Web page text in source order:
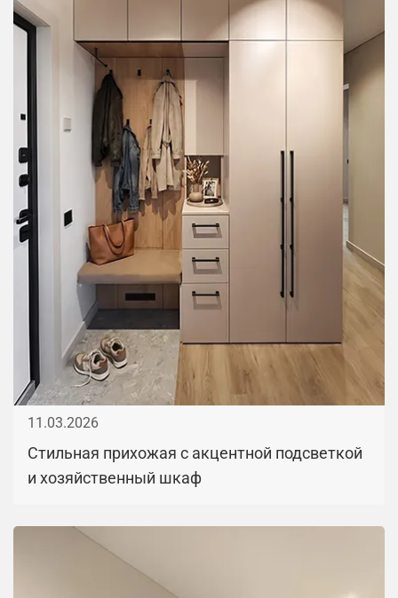
11.03.2026
Стильная прихожая с акцентной подсветкой
и хозяйственный шкаф